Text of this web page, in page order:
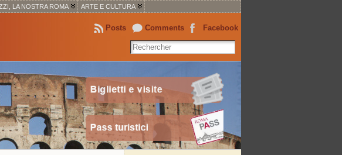
LA NOSTRA ROMA ARTE E CULTURA
Facebook
Comments
Posts